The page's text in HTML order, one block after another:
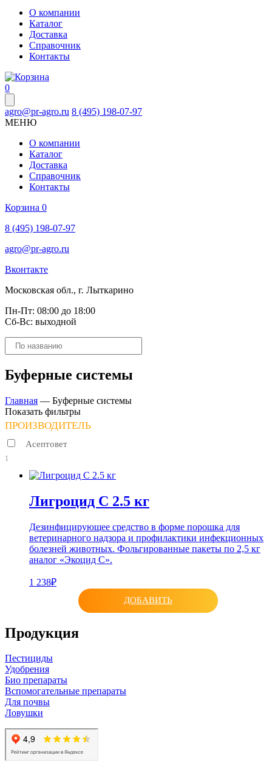
О компании
Каталог
Доставка
Справочник
Контакты
0
agro@pr-agro.ru 8 (495) 198-07-97
МЕНЮ
О компании
Каталог
Доставка
Справочник
Контакты
Корзина 0
8 (495) 198-07-97
agro@pr-agro.ru
Вконтакте
Московская обл., г. Лыткарино
Пн-Пт: 08:00 до 18:00
Сб-Вс: выходной
Поиск
товаров
Буферные системы
Главная — Буферные системы
Показать фильтры
ПРОИЗВОДИТЕЛЬ
Асептовет
1
Лигроцид С 2.5 кг
Дезинфицирующее средство в форме порошка для
ветеринарного надзора и профилактики инфекционных
болезней животных. Фольгированные пакеты по 2,5 кг
аналог «Экоцид С».
1 238₽
ДОБАВИТЬ
Продукция
Пестициды
Удобрения
Био препараты
Вспомогательные препараты
Для почвы
Ловушки